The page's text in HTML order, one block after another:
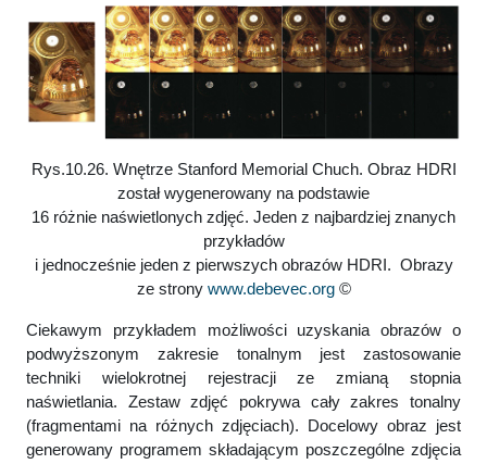
Rys.10.26. Wnętrze Stanford Memorial Chuch. Obraz HDRI
został wygenerowany na podstawie
16 różnie naświetlonych zdjęć. Jeden z najbardziej znanych
przykładów
i jednocześnie jeden z pierwszych obrazów HDRI. Obrazy
ze strony www.debevec.org©
Ciekawym przykładem możliwości uzyskania obrazów o
podwyższonym zakresie tonalnym jest zastosowanie
techniki wielokrotnej rejestracji ze zmianą stopnia
naświetlania. Zestaw zdjęć pokrywa cały zakres tonalny
(fragmentami na różnych zdjęciach). Docelowy obraz jest
generowany programem składającym poszczególne zdjęcia